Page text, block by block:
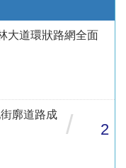
大道環狀路網全面
廓道路成
/ 2